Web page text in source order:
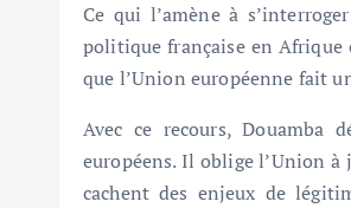
Ce qui l’amène à
politique française en Afrique
que l’Union européenne fait
Avec ce recours, Douamba
européens. Il oblige l’Union à
cachent des enjeux de